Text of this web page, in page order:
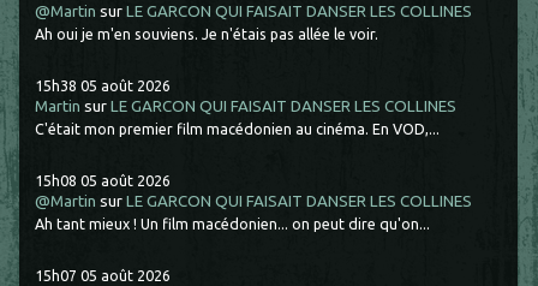
@Martin surLE GARCON QUI FAISAIT DANSER LES COLLINES
Ah oui je m'en souviens. Je n'étais pas allée le voir.
15h38 05 août 2026
Martin surLE GARCON QUI FAISAIT DANSER LES COLLINES
C'était mon premier film macédonien au cinéma. En VOD,...
15h08 05 août 2026
@Martin surLE GARCON QUI FAISAIT DANSER LES COLLINES
Ah tant mieux ! Un film macédonien... on peut dire qu'on...
15h07 05 août 2026